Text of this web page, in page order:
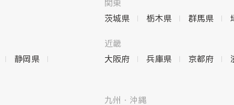
関東
茨城県
栃木県 群馬県
静岡県
近畿
大阪府
兵庫県 京都府
九州・沖縄